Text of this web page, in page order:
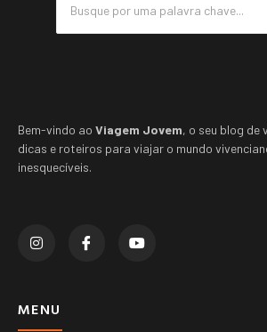
Bem-vindo ao Viagem Jovem, o seu blog de
dicas e roteiros para viajar o mundo
inesquecíveis.
MENU